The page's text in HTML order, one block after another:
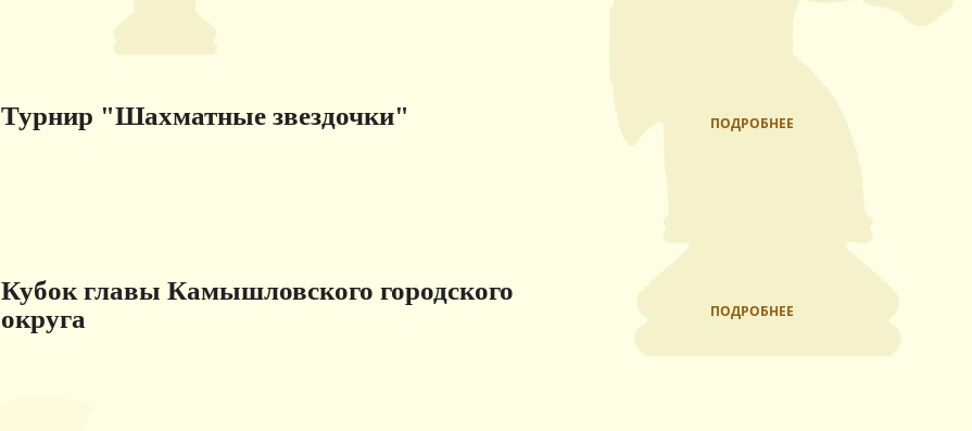
Турнир "Шахматные звездочки" ПОДРОБНЕЕ
Кубок главы Камышловского городского
округа
ПОДРОБНЕЕ